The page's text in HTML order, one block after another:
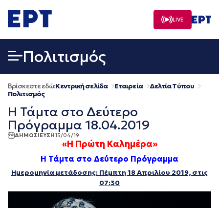
σε
περιεχόμενο
LIVE
Πολιτισμός
Βρίσκεστε εδώ:Κεντρική σελίδα Εταιρεία
Δελτία Τύπου
Πολιτισμός
Η Τάμτα στο Δεύτερο
Πρόγραμμα 18.04.2019
ΔΗΜΟΣΙΕΥΣΗ15/04/19
«Η Πρώτη Καλημέρα»
Η Τάμτα στο Δεύτερο Πρόγραμμα
Ημερομηνία μετάδοσης: Πέμπτη 18 Απριλίου 2019, στις
07:30